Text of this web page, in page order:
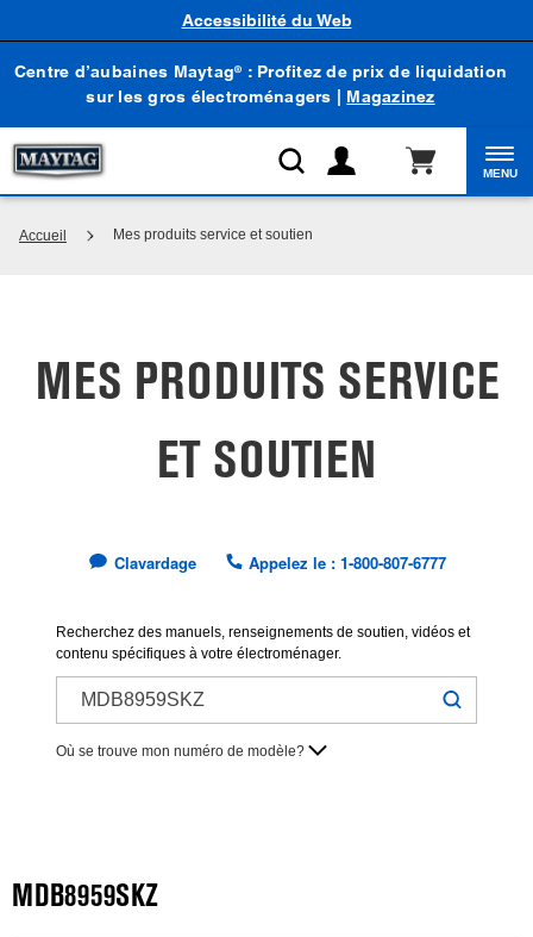
Centre d’aubaines Maytag® : Profitez de prix de liquidation
sur les gros électroménagers | Magazinez
Accessibilité du Web
MENU
Accueil Mes produits service et soutien
MES PRODUITS SERVICE
ET SOUTIEN
Clavardage Appelez le : 1-800-807-6777
Recherchez des manuels, renseignements de soutien, vidéos et
contenu spécifiques à votre électroménager.
Où se trouve mon numéro de modèle?
MDB8959SKZ